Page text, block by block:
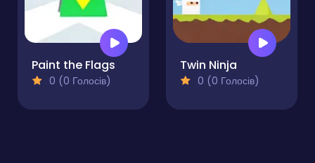
Paint the Flags
0 (0 Голосів)
Twin Ninja
0 (0 Голосів)